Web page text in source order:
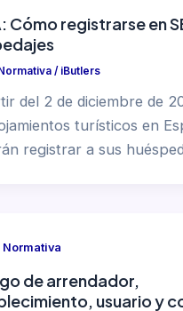
Cómo registrarse en
Normativa/ iButlers
del 2 de diciembre de
turísticos en
registrar a sus
Normativa
de arrendador,
usuario y